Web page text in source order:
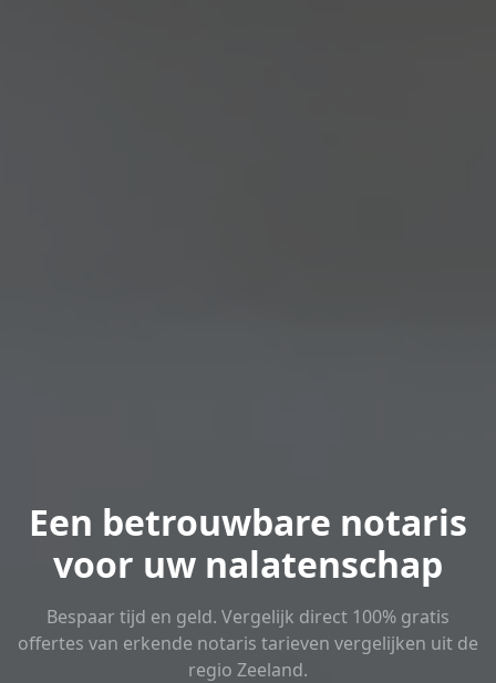
Een betrouwbare notaris
voor uw nalatenschap
Bespaar tijd en geld. Vergelijk direct 100% gratis
offertes van erkende notaris tarieven vergelijken uit de
regio Zeeland.